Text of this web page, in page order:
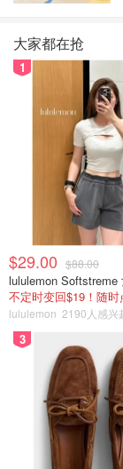
把腹部的黑膜清
肉去除，这也是
大家都在抢
1
$29.00 $88.00
不定时变回$19！随
lululemon 2190人感兴
3